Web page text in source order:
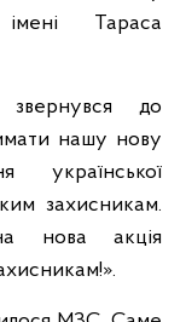
імені Тараса
звернувся до
нашу нову
української
захисникам.
нова акція